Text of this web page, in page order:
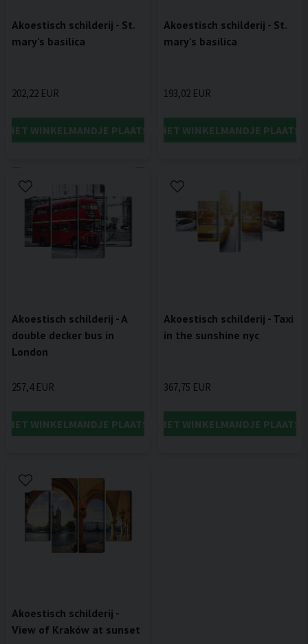
Akoestisch schilderij - St.
mary's basilica
202,22 EUR
HET WINKELMANDJE PLAATSEN
Akoestisch schilderij - St.
mary's basilica
193,02 EUR
IN HET WINKELMANDJE
Akoestisch schilderij - A
double decker bus in
London
257,4 EUR
HET WINKELMANDJE PLAATSEN
Akoestisch schilderij - Taxi
in the sunshine nyc
367,75 EUR
IN HET WINKELMANDJE
Akoestisch schilderij -
View of Kraków at sunset